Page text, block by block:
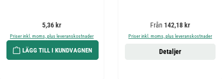
Ordinarie pris:
5,36 kr
Priser inkl. moms, plus leveranskostnader
LÄGG TILL I KUNDVAGNEN
Ordinarie pris:
Från 142,18 kr
Priser inkl. moms, plus leveranskostnader
Detaljer